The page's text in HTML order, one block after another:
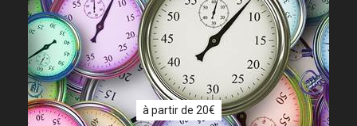
à partir de 20€